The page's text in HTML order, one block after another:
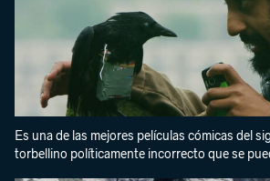
Es una de las mejores películas cómicas del
torbellino políticamente incorrecto que se